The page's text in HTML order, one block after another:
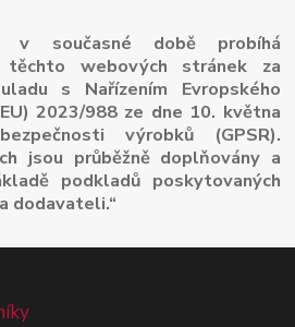
v současné době probíhá
těchto webových stránek za
s Nařízením Evropského
2023/988 ze dne 10. května
výrobků (GPSR).
jsou průběžně doplňovány a
podkladů poskytovaných
dodavateli.“